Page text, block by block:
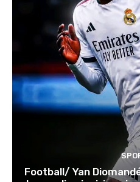
Football/ Yan